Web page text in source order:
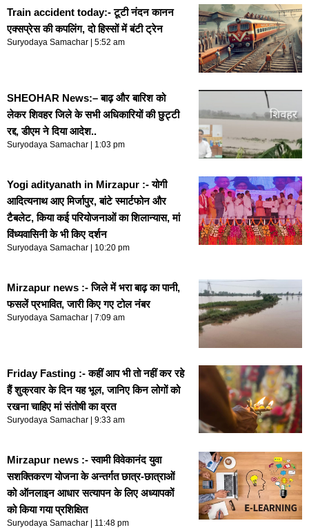
Train accident today:- टूटी नंदन कानन
एक्सप्रेस की कपलिंग, दो हिस्सों में बंटी ट्रेन
Suryodaya Samachar 5:52 am
SHEOHAR News:– बाढ़ और बारिश को
लेकर शिवहर जिले के सभी अधिकारियों की छुट्टी
रद्द, डीएम ने दिया आदेश..
Suryodaya Samachar 1:03 pm
Yogi adityanath in Mirzapur :- योगी
आदित्यनाथ आए मिर्जापुर, बांटे स्मार्टफोन और
टैबलेट, किया कई परियोजनाओं का शिलान्यास, मां
विंध्यवासिनी के भी किए दर्शन
Suryodaya Samachar 10:20 pm
Mirzapur news :- जिले में भरा बाढ़ का पानी,
फसलें प्रभावित, जारी किए गए टोल नंबर
Suryodaya Samachar 7:09 am
Friday Fasting :- कहीं आप भी तो नहीं कर रहे
हैं शुक्रवार के दिन यह भूल, जानिए किन लोगों को
रखना चाहिए मां संतोषी का व्रत
Suryodaya Samachar 9:33 am
Mirzapur news :- स्वामी विवेकानंद युवा
सशक्तिकरण योजना के अन्तर्गत छात्र-छात्राओं
को ऑनलाइन आधार सत्यापन के लिए अध्यापकों
को किया गया प्रशिक्षित
Suryodaya Samachar 11:48 pm